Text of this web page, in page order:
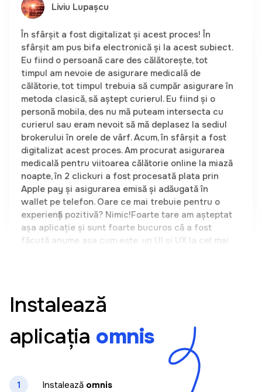
În sfârșit a fost digitalizat și acest proces! În
sfârșit am pus bifa electronică și la acest subiect.
Eu fiind o persoană care des călătorește, tot
timpul am nevoie de asigurare medicală de
călătorie, tot timpul trebuia să cumpăr asigurare în
metoda clasică, să aștept curierul. Eu fiind și o
personă mobila, des nu mă puteam intersecta cu
curierul sau eram nevoit să mă deplasez la sediul
brokerului în orele de vârf. Acum, în sfârșit a fost
digitalizat acest proces. Am procurat asigurarea
medicală pentru viitoarea călătorie online la miază
noapte, în 2 clickuri a fost procesată plata prin
Apple pay și asigurarea emisă și adăugată în
wallet pe telefon. Oare ce mai trebuie pentru o
experiență pozitivă? Nimic!Foarte tare am așteptat
așa aplicație și sunt foarte bucuros că a fost
făcută anume așa cum este, un UI și UX la cel mai
înalt nivel. Un produs autohton demn de mândrie.
Aplicația este foarte ușor de folosit. Totul este
o asigurare pentru mașina mea. Am căutat demult
o astfel de soluție care să-mi permită să aleg într-
un singur loc între mai mulți vinzatori de asigurari
fara a fi necesara prezenta mea fizica. Recomand
la toti #omnis
Instalează
aplicația omnis
1 Instalează omnis